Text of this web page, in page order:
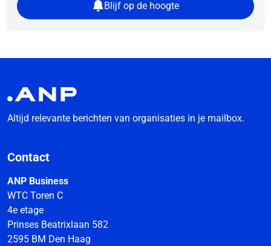
Blijf op de hoogte
Altijd relevante berichten van organisaties in je mailbox.
Contact
ANP Business
WTC Toren C
4e etage
Prinses Beatrixlaan 582
2595 BM Den Haag